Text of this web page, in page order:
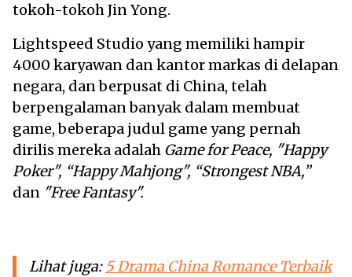
tokoh-tokoh Jin Yong.
Lightspeed Studio yang memiliki hampir
4000 karyawan dan kantor markas di delapan
negara, dan berpusat di China, telah
berpengalaman banyak dalam membuat
game, beberapa judul game yang pernah
dirilis mereka adalah Game for Peace, "Happy
Poker", “Happy Mahjong", “Strongest NBA,”
dan "Free Fantasy".
Lihat juga:5 Drama China Romance Terbaik